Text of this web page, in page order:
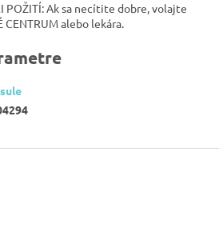
POŽITÍ: Ak sa necítite dobre, volajte
CENTRUM alebo lekára.